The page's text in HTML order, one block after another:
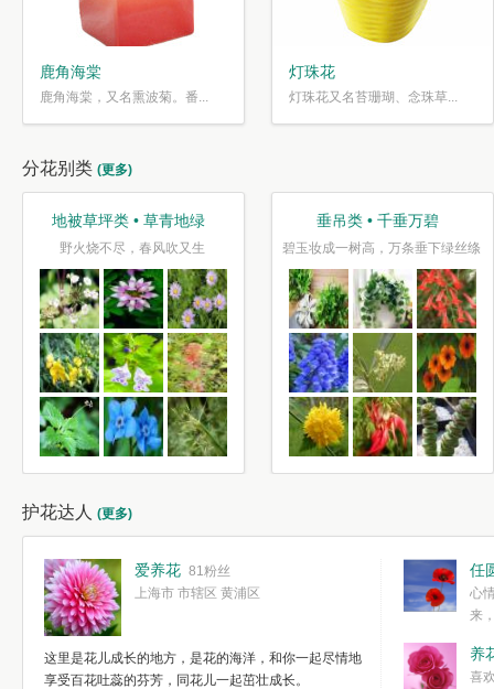
鹿角海棠
鹿角海棠，又名熏波菊。番...
灯珠花
灯珠花又名苔珊瑚、念珠草...
分花别类 (更多)
地被草坪类 • 草青地绿
野火烧不尽，春风吹又生
垂吊类 • 千垂万碧
碧玉妆成一树高，万条垂下绿丝绦
护花达人 (更多)
爱养花 81粉丝
上海市 市辖区 黄浦区
这里是花儿成长的地方，是花的海洋，和你一起尽情地
享受百花吐蕊的芬芳，同花儿一起茁壮成长。
任
心
来
简单愉快的心
我们自己复杂
养
喜